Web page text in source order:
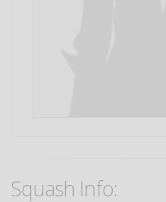
Squash Info: